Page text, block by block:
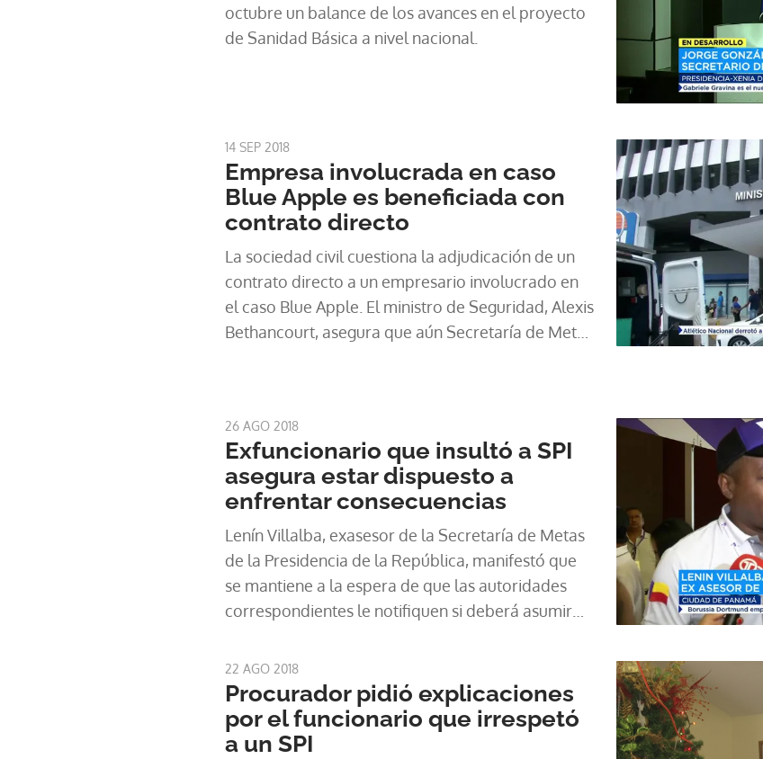
octubre un balance de los avances en el proyecto
de Sanidad Básica a nivel nacional.
14 SEP 2018
Empresa involucrada en caso
Blue Apple es beneficiada con
contrato directo
La sociedad civil cuestiona la adjudicación de un
contrato directo a un empresario involucrado en
el caso Blue Apple. El ministro de Seguridad, Alexis
Bethancourt, asegura que aún Secretaría de Metas
26 AGO 2018
Exfuncionario que insultó a SPI
asegura estar dispuesto a
enfrentar consecuencias
Lenín Villalba, exasesor de la Secretaría de Metas
de la Presidencia de la República, manifestó que
se mantiene a la espera de que las autoridades
correspondientes le notifiquen si deberá asumir
Estado y conducir bajo los efectos del alcohol.
22 AGO 2018
Procurador pidió explicaciones
por el funcionario que irrespetó
a un SPI